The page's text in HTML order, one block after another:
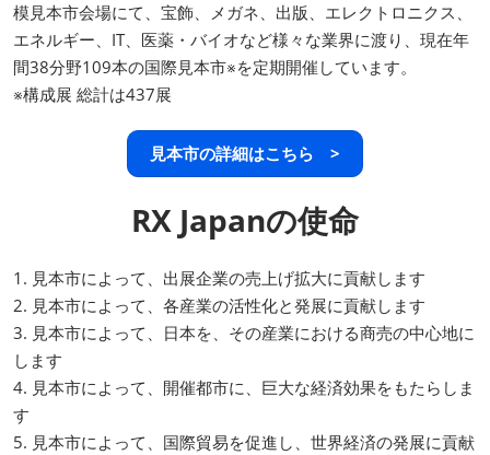
模見本市会場にて、宝飾、メガネ、出版、エレクトロニクス、
エネルギー、IT、医薬・バイオなど様々な業界に渡り、現在年
間38分野109本の国際見本市※を定期開催しています。
※構成展 総計は437展
見本市の詳細はこちら >
RX Japanの使命
1. 見本市によって、出展企業の売上げ拡大に貢献します
2. 見本市によって、各産業の活性化と発展に貢献します
3. 見本市によって、日本を、その産業における商売の中心地に
します
4. 見本市によって、開催都市に、巨大な経済効果をもたらしま
す
5. 見本市によって、国際貿易を促進し、世界経済の発展に貢献